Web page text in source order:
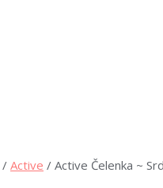
/ Active / Active Čelenka ~